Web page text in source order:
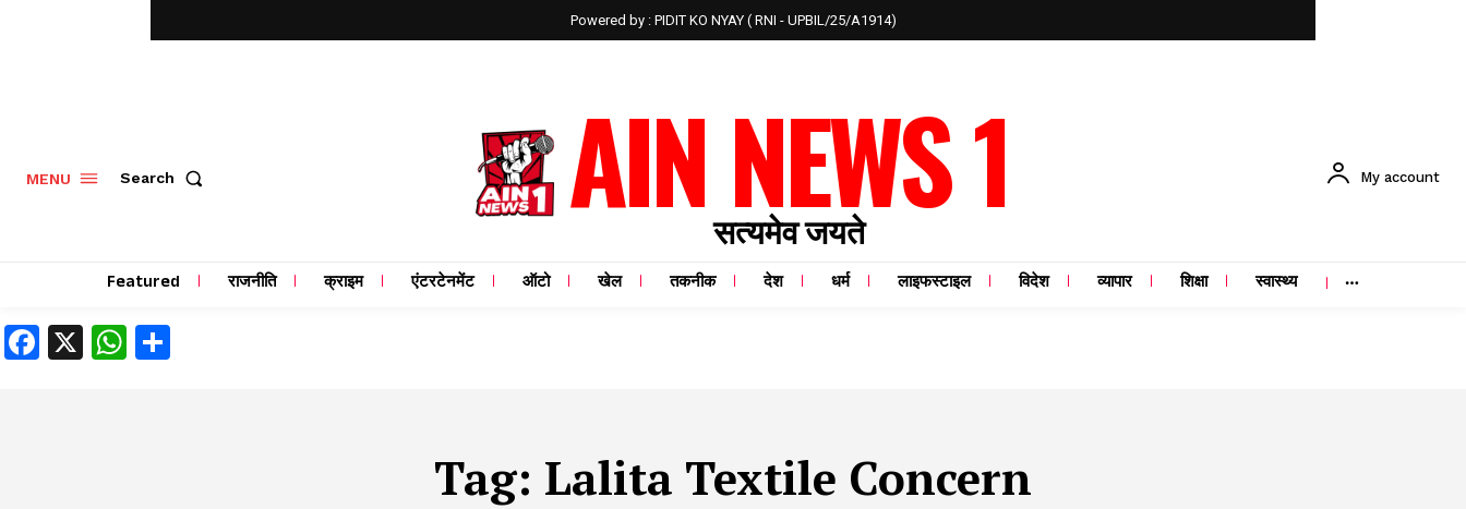
Powered by : PIDIT KO NYAY ( RNI - UPBIL/25/A1914)
MENU Search AIN NEWS 1
सत्यमेव जयते
My account
Featured राजनीति क्राइम एंटरटेनमेंट ऑटो खेल तकनीक देश धर्म लाइफस्टाइल विदेश व्यापार शिक्षा स्वास्थ्य
Facebook
X WhatsApp
Tag: Lalita Textile Concern